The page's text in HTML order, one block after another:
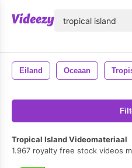
Eiland Oceaan
Tropical Island Videomateriaal
1.967 royalty free stock videos